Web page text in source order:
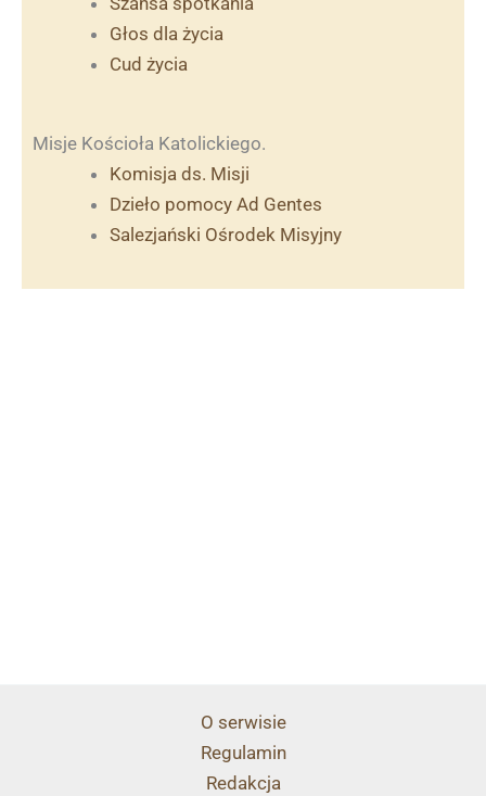
Głos dla życia
Cud życia
Misje Kościoła Katolickiego.
Komisja ds. Misji
Dzieło pomocy Ad Gentes
Salezjański Ośrodek Misyjny
O serwisie
Regulamin
Redakcja